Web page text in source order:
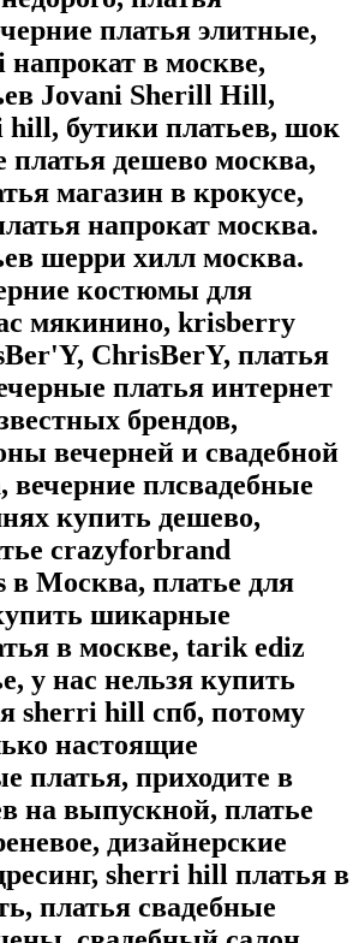
платья элитные,
напрокат в москве,
Jovani Sherill Hill,
hill, бутики платьев, шок
платья дешево москва,
магазин в крокусе,
напрокат москва.
шерри хилл москва.
костюмы для
мякинино, krisberry
ChrisBerY, платья
платья интернет
брендов,
вечерней и свадебной
плсвадебные
купить дешево,
crazyforbrand
в Москва, платье для
шикарные
в москве, tarik ediz
у нас нельзя купить
sherri hill спб, потому
настоящие
платья, приходите в
на выпускной, платье
дизайнерские
sherri hill платья в
платья свадебные